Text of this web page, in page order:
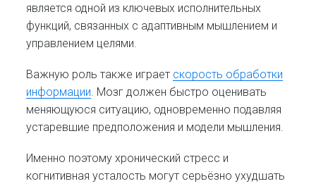
является одной из ключевых исполнительных
функций, связанных с адаптивным мышлением и
управлением целями.
Важную роль также играет скорость обработки
информации. Мозг должен быстро оценивать
меняющуюся ситуацию, одновременно подавляя
устаревшие предположения и модели мышления.
Именно поэтому хронический стресс и
когнитивная усталость могут серьёзно ухудшать